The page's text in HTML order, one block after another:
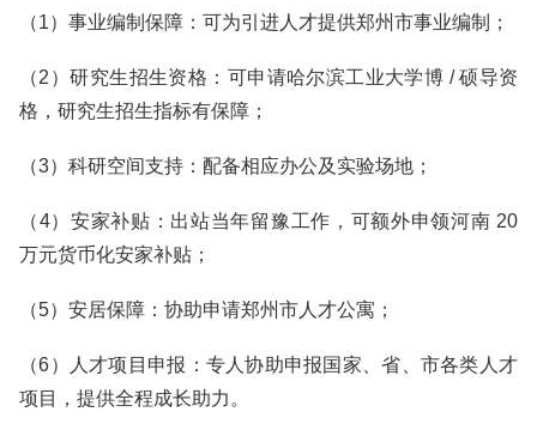
（1）事业编制保障：可为引进人才提供郑州市事业编制；
（2）研究生招生资格：可申请哈尔滨工业大学博 / 硕导资
格，研究生招生指标有保障；
（3）科研空间支持：配备相应办公及实验场地；
（4）安家补贴：出站当年留豫工作，可额外申领河南 20
万元货币化安家补贴；
（5）安居保障：协助申请郑州市人才公寓；
（6）人才项目申报：专人协助申报国家、省、市各类人才
项目，提供全程成长助力。